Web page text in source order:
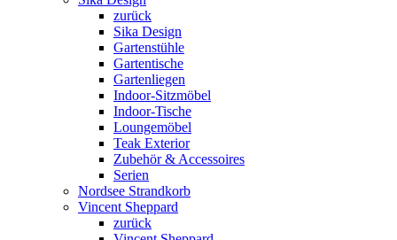
zurück
Sika Design
Gartenstühle
Gartentische
Gartenliegen
Indoor-Sitzmöbel
Indoor-Tische
Loungemöbel
Teak Exterior
Zubehör & Accessoires
Serien
Nordsee Strandkorb
Vincent Sheppard
zurück